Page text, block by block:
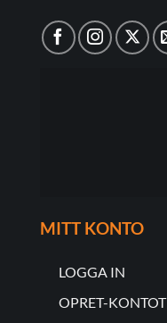
MITT KONTO
LOGGA IN
OPRET-KONTOT